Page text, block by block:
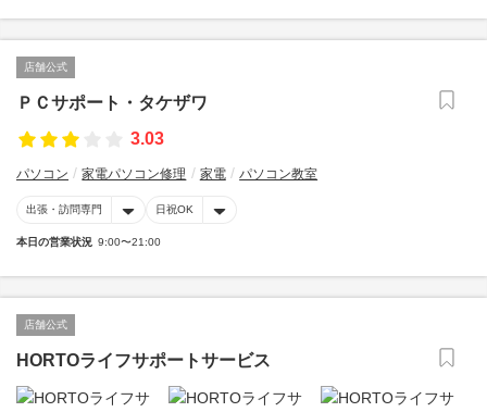
店舗公式
ＰＣサポート・タケザワ
3.03
パソコン 家電パソコン修理 家電 パソコン教室
出張・訪問専門 日祝OK
本日の営業状況 9:00〜21:00
店舗公式
HORTOライフサポートサービス